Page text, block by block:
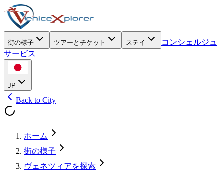
街の様子 ツアーとチケット ステイ
コンシェルジュ
サービス
JP
Back to City
ホーム
街の様子
ヴェネツィアを探索